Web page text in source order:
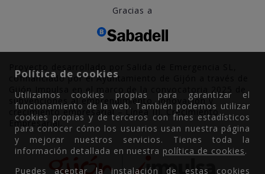
Gracias a
cofinanciado por el Ayuntamiento de Gijón a través de
Gijón Impulsa en el marco de la convocatoria 2025 de
subvenciones al emprendimiento, innovación y
crecimiento empresarial – Línea III. Crecimiento
Empresarial.
Política de cookies
Utilizamos cookies propias para garantizar el
funcionamiento de la web. También podemos utilizar
cookies propias y de terceros con fines estadísticos
para conocer cómo los usuarios usan nuestra página
y mejorar nuestros servicios. Tienes toda la
información detallada en nuestra política de cookies.
Puedes aceptar la instalación de estas cookies